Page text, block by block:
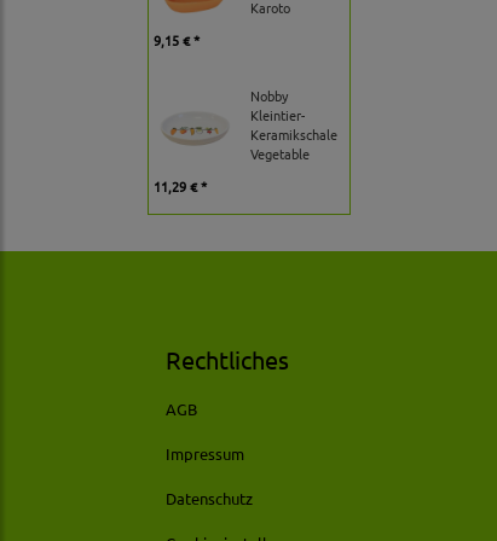
Karoto
9,15 € *
Nobby
Kleintier-
Keramikschale
Vegetable
11,29 € *
Rechtliches
AGB
Impressum
Datenschutz